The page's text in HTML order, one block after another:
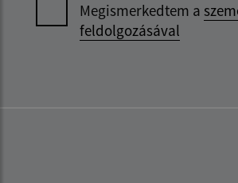
Megismerkedtem a
feldolgozásával